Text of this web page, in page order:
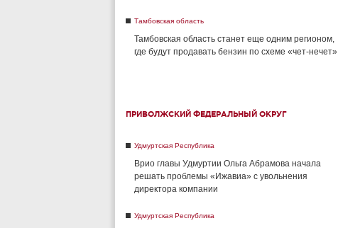
Тамбовская область
Тамбовская область станет еще одним регионом,
где будут продавать бензин по схеме «чет-нечет»
ПРИВОЛЖСКИЙ ФЕДЕРАЛЬНЫЙ ОКРУГ
Удмуртская Республика
Врио главы Удмуртии Ольга Абрамова начала
решать проблемы «Ижавиа» с увольнения
директора компании
Удмуртская Республика